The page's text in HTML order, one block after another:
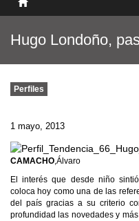
Hugo Londoño,
Perfiles
1 mayo, 2013
CAMACHO,Álvaro
El interés que desde niño
coloca hoy como una de las
del país gracias a su criterio
profundidad las novedades y